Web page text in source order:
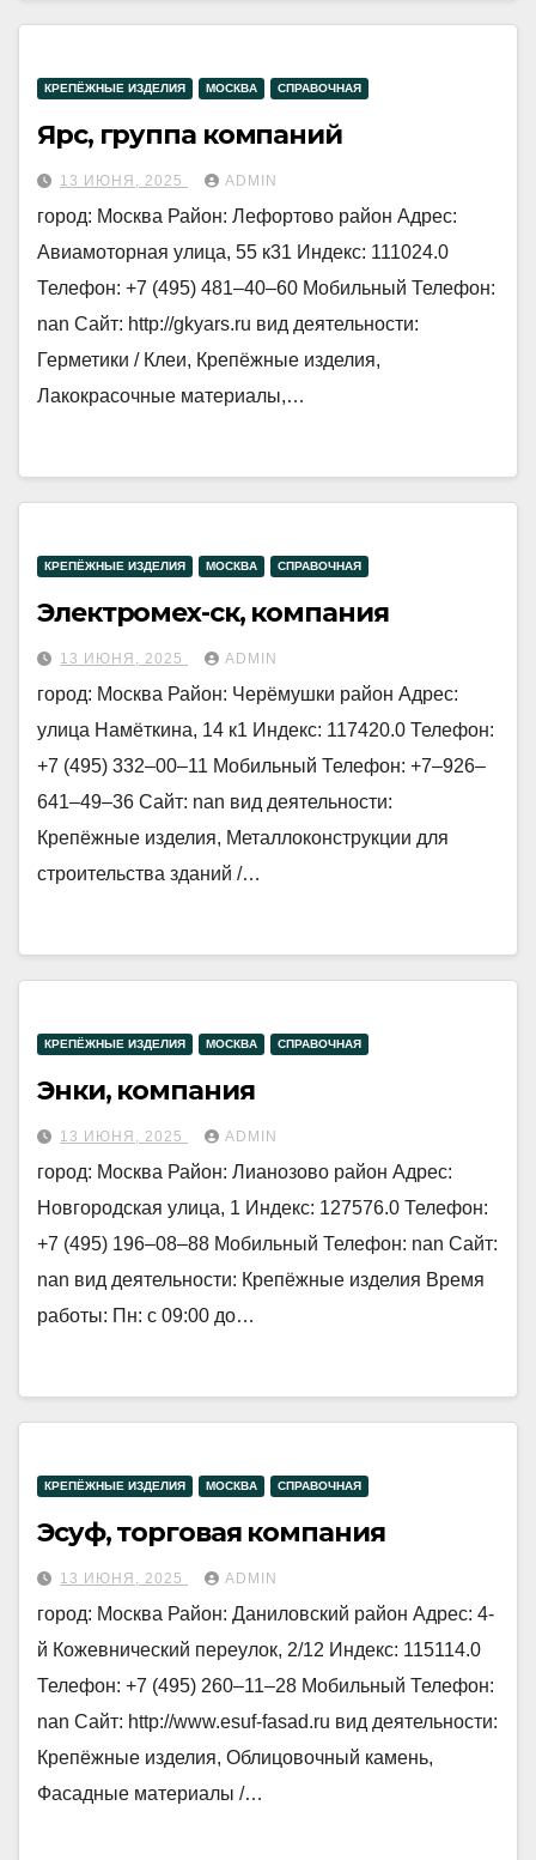
КРЕПЁЖНЫЕ ИЗДЕЛИЯ МОСКВА СПРАВОЧНАЯ
Ярс, группа компаний
13 ИЮНЯ, 2025 ADMIN
город: Москва Район: Лефортово район Адрес:
Авиамоторная улица, 55 к31 Индекс: 111024.0
Телефон: +7 (495) 481‒40‒60 Мобильный Телефон:
nan Сайт: http://gkyars.ru вид деятельности:
Герметики / Клеи, Крепёжные изделия,
Лакокрасочные материалы,…
КРЕПЁЖНЫЕ ИЗДЕЛИЯ МОСКВА СПРАВОЧНАЯ
Электромех-ск, компания
13 ИЮНЯ, 2025 ADMIN
город: Москва Район: Черёмушки район Адрес:
улица Намёткина, 14 к1 Индекс: 117420.0 Телефон:
+7 (495) 332‒00‒11 Мобильный Телефон: +7‒926‒
641‒49‒36 Сайт: nan вид деятельности:
Крепёжные изделия, Металлоконструкции для
строительства зданий /…
КРЕПЁЖНЫЕ ИЗДЕЛИЯ МОСКВА СПРАВОЧНАЯ
Энки, компания
13 ИЮНЯ, 2025 ADMIN
город: Москва Район: Лианозово район Адрес:
Новгородская улица, 1 Индекс: 127576.0 Телефон:
+7 (495) 196‒08‒88 Мобильный Телефон: nan Сайт:
nan вид деятельности: Крепёжные изделия Время
работы: Пн: с 09:00 до…
КРЕПЁЖНЫЕ ИЗДЕЛИЯ МОСКВА СПРАВОЧНАЯ
Эсуф, торговая компания
13 ИЮНЯ, 2025 ADMIN
город: Москва Район: Даниловский район Адрес: 4-
й Кожевнический переулок, 2/12 Индекс: 115114.0
Телефон: +7 (495) 260‒11‒28 Мобильный Телефон:
nan Сайт: http://www.esuf-fasad.ru вид деятельности:
Крепёжные изделия, Облицовочный камень,
Фасадные материалы /…